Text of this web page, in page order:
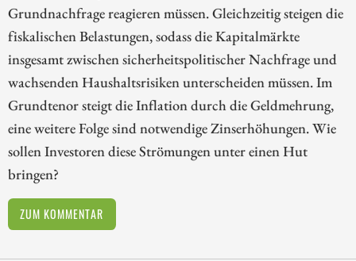
Grundnachfrage reagieren müssen. Gleichzeitig steigen die
fiskalischen Belastungen, sodass die Kapitalmärkte
insgesamt zwischen sicherheitspolitischer Nachfrage und
wachsenden Haushaltsrisiken unterscheiden müssen. Im
Grundtenor steigt die Inflation durch die Geldmehrung,
eine weitere Folge sind notwendige Zinserhöhungen. Wie
sollen Investoren diese Strömungen unter einen Hut
bringen?
ZUM KOMMENTAR